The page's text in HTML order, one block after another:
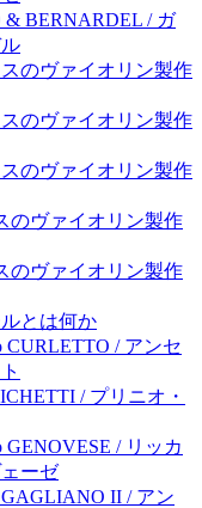
BERNARDEL / ガ
のヴァイオリン製作
のヴァイオリン製作
のヴァイオリン製作
ヴァイオリン製作
ヴァイオリン製作
とは何か
/ アンセ
/ プリニオ・
/ リッカ
ーゼ
II / アン